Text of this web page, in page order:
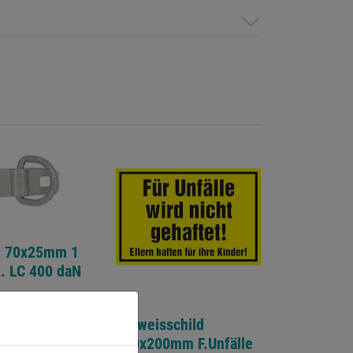
1
LC 400 daN
Hinweisschild
300x200mm F.Unfälle